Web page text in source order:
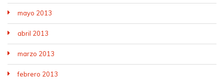
mayo 2013
abril 2013
marzo 2013
febrero 2013